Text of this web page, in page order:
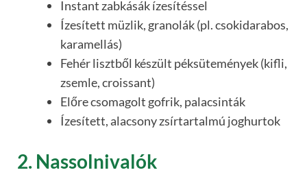
Instant zabkásák ízesítéssel
Ízesített müzlik, granolák (pl. csokidarabos,
karamellás)
Fehér lisztből készült péksütemények (kifli,
zsemle, croissant)
Előre csomagolt gofrik, palacsinták
Ízesített, alacsony zsírtartalmú joghurtok
2. Nassolnivalók